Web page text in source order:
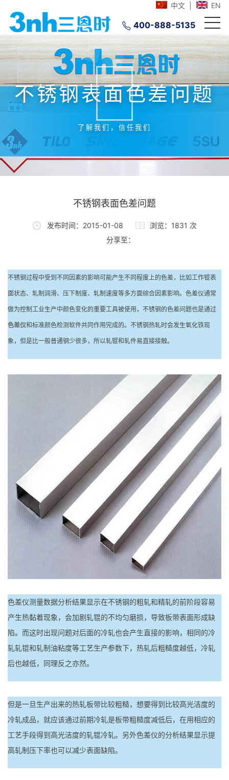
中文 EN
400-888-5135
不锈钢表面色差问题
了解我们，信任我们
不锈钢表面色差问题
发布时间：2015-01-08
浏览：1831 次
分享至：
不锈钢过程中受到不同因素的影响可能产生不同程度上的色差，比如工作锟表
面状态、轧制润滑、压下制度、轧制速度等多方面综合因素影响。色差仪通常
做为控制工业生产中颜色变化的重要工具被使用，不锈钢的色差问题也是通过
色差仪和标准颜色检测软件共同作用完成的。不锈钢热轧时会发生氧化铁现
象，但是比一般普通钢少很多，所以轧锟和轧件易直接接触。
色差仪测量数据分析结果显示在不锈钢的粗轧和精轧的前阶段容易
产生热黏着现象，会加剧轧锟的不均匀磨损，导致板带表面形成缺
陷。而这时出现问题对后面的冷轧也会产生直接的影响，相同的冷
轧轧锟和轧制油粘度等工艺生产参数下，热轧后粗糙度越低，冷轧
后也越低，同理反之亦然。
但是一旦生产出来的热轧板带比较粗糙，想要得到比较高光洁度的
冷轧成品，就应该通过前期冷轧是板带粗糙度减低后，在用相应的
工艺手段得到高光洁度的轧锟冷轧。另外色差仪的分析结果显示提
高轧制压下率也可以减少表面缺陷。